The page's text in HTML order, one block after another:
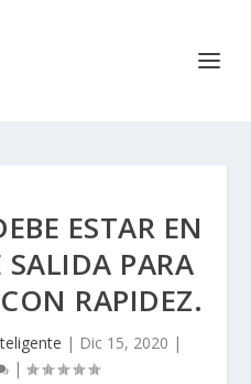
ESTAR EN
PARA
RAPIDEZ.
| Dic 15, 2020 |
|